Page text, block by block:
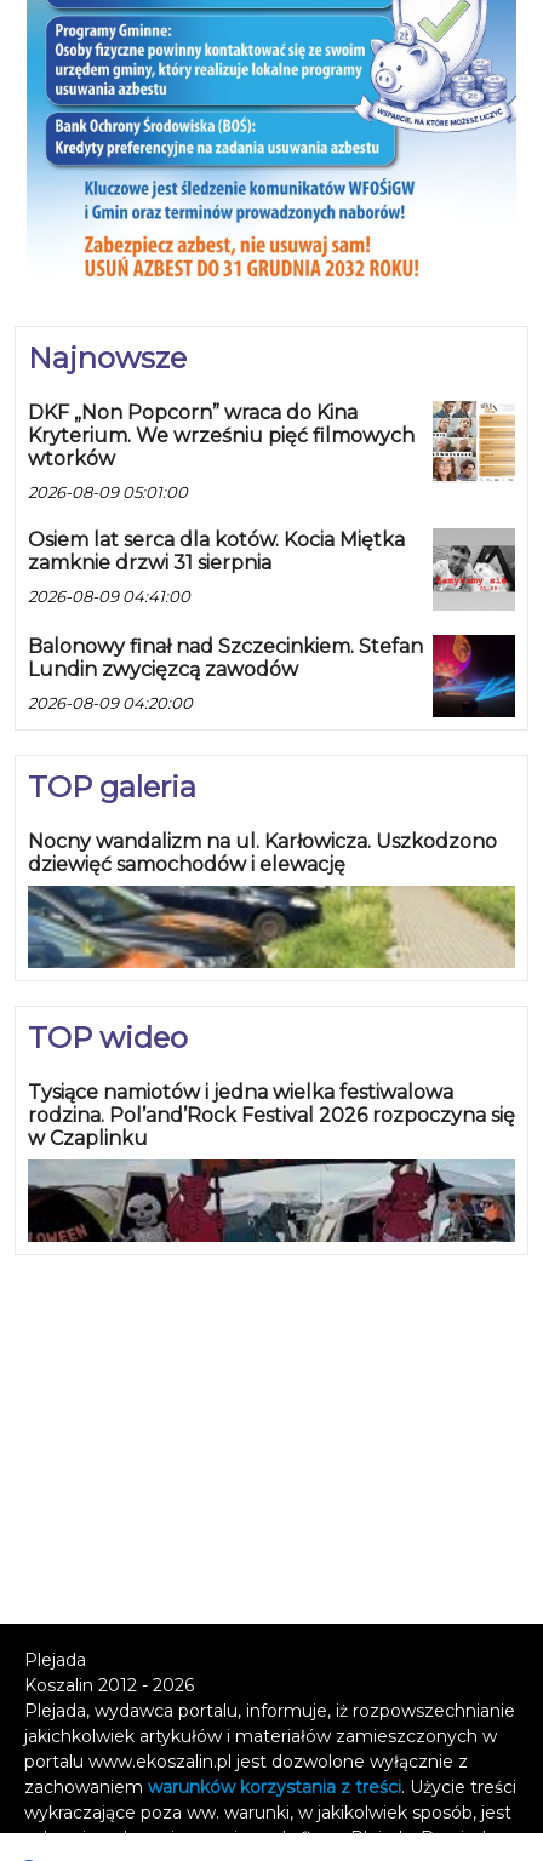
Najnowsze
DKF „Non Popcorn” wraca do Kina
Kryterium. We wrześniu pięć filmowych
wtorków
2026-08-09 05:01:00
Osiem lat serca dla kotów. Kocia Miętka
zamknie drzwi 31 sierpnia
2026-08-09 04:41:00
Balonowy finał nad Szczecinkiem. Stefan
Lundin zwycięzcą zawodów
2026-08-09 04:20:00
TOP galeria
Nocny wandalizm na ul. Karłowicza. Uszkodzono
dziewięć samochodów i elewację
TOP wideo
Tysiące namiotów i jedna wielka festiwalowa
rodzina. Pol’and’Rock Festival 2026 rozpoczyna się
w Czaplinku
Plejada
Koszalin 2012 - 2026
Plejada, wydawca portalu, informuje, iż rozpowszechnianie
jakichkolwiek artykułów i materiałów zamieszczonych w
portalu www.ekoszalin.pl jest dozwolone wyłącznie z
zachowaniem warunków korzystania z treści. Użycie treści
wykraczające poza ww. warunki, w jakikolwiek sposób, jest
zabronione bez pisemnej zgody firmy Plejada. Dowiedz